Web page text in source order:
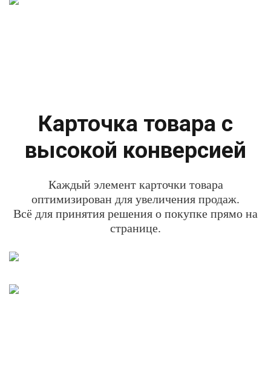
Карточка товара с
высокой конверсией
Каждый элемент карточки товара
оптимизирован для увеличения продаж.
Всё для принятия решения о покупке прямо на
странице.